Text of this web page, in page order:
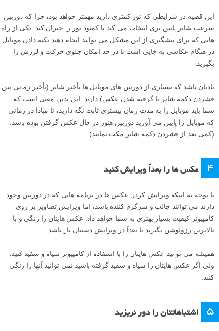
این قضیه در شرایطی که نور کمتری دارید مهمتر خواهد بود، چرا که دوربین
سرعت شاتر پایین تری انتخاب می کند تا کمبود نور را جبران کند. یکی از راه
هایی که برای پیشگیری از این مشکل می توانید انجام دهید تکیه دادن موبایل
در هنگام عکاسی به جایی است تا در حد امکان جلوی حرکت و لرزش را
بگیرید.
یادتان باشد که بسیاری از دوربین های موبایل ها تأخیر شاتر (تأخیر زمانی بین
فشردن دکمه شاتر تا گرفته شدن عکس) دارند. این بدین معنی است که
شما باید موبایل را به مدت زمان بیشتری ثابت نگه دارید، تا مبادا در زمانی
که موبایل را پایین می آورید دوربین هنوز در حال عکس گرفتن بوده باشد.
(کمی بعد از فشردن دکمه شاتر مکث نمایید)
۴ عکس ها را بعداً ویرایش کنید
با توجه به اینکه ویرایش کردن عکس ها در برنامه هایی که در دوربین وجود
دارند می توانند جالب و سرگرم کننده باشد، اما ویرایش تصاویر بر روی
کامپیوتر کیفیت بسیار بهتری به شما خواهد داد. عکس هایتان را رنگی و با
بالاترین رزولوشن بگیرید تا بعداً در ویرایش دستتان باز باشد.
همیشه می توانید عکس هایتان را با استفاده از کامپیوتر سیاه و سفید کنید،
ولی اگر عکس هایتان را سیاه و سفید گرفته باشید نمی توانید آنها را رنگی
کنید.
۵ اشتباهاتتان را دور نریزید